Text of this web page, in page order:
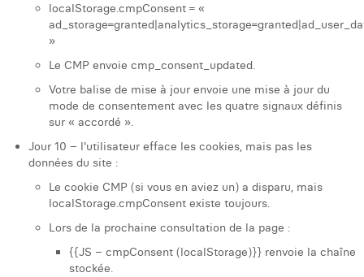
localStorage.cmpConsent = «
»
Le CMP envoie cmp_consent_updated.
Votre balise de mise à jour envoie une mise à jour du
mode de consentement avec les quatre signaux définis
sur « accordé ».
Jour 10 – l'utilisateur efface les cookies, mais pas les
données du site :
Le cookie CMP (si vous en aviez un) a disparu, mais
localStorage.cmpConsent existe toujours.
Lors de la prochaine consultation de la page :
{{JS – cmpConsent (localStorage)}} renvoie la chaîne
stockée.